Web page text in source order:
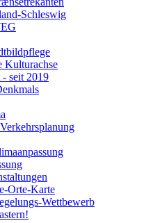
Schleswig
Kulturachse
seit 2019
Orte-Karte
Wettbewerb